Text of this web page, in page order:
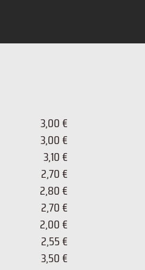
3,00 €
3,00 €
3,10 €
2,70 €
2,80 €
2,70 €
2,00 €
2,55 €
3,50 €